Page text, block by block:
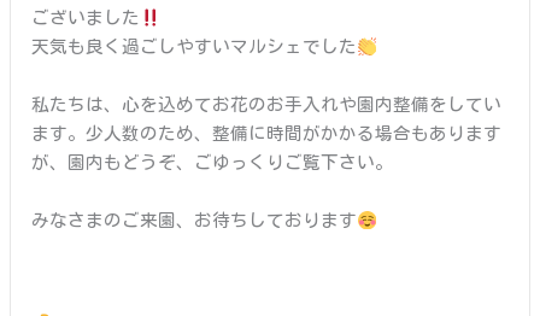
ございました
天気も良く過ごしやすいマルシェでした
私たちは、心を込めてお花のお手入れや園内整備をしてい
ます。少人数のため、整備に時間がかかる場合もあります
が、園内もどうぞ、ごゆっくりご覧下さい。
みなさまのご来園、お待ちしております